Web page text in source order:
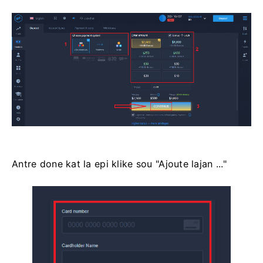
Antre done kat la epi klike sou "Ajoute lajan ..."